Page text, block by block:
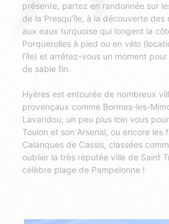
présente, partez en randonnée sur
de la Presqu’île, à la découverte
aux eaux turquoise qui longent la
Porquerolles à pied ou en vélo
l’île) et arrêtez-vous un moment
de sable fin.
Hyères est entourée de nombreux
provençaux comme Bormes-les-
Lavandou, un peu plus loin vous
Toulon et son Arsenal, ou encore les
Calanques de Cassis, classées
oublier la très réputée ville de Saint
célèbre plage de Pampelonne !